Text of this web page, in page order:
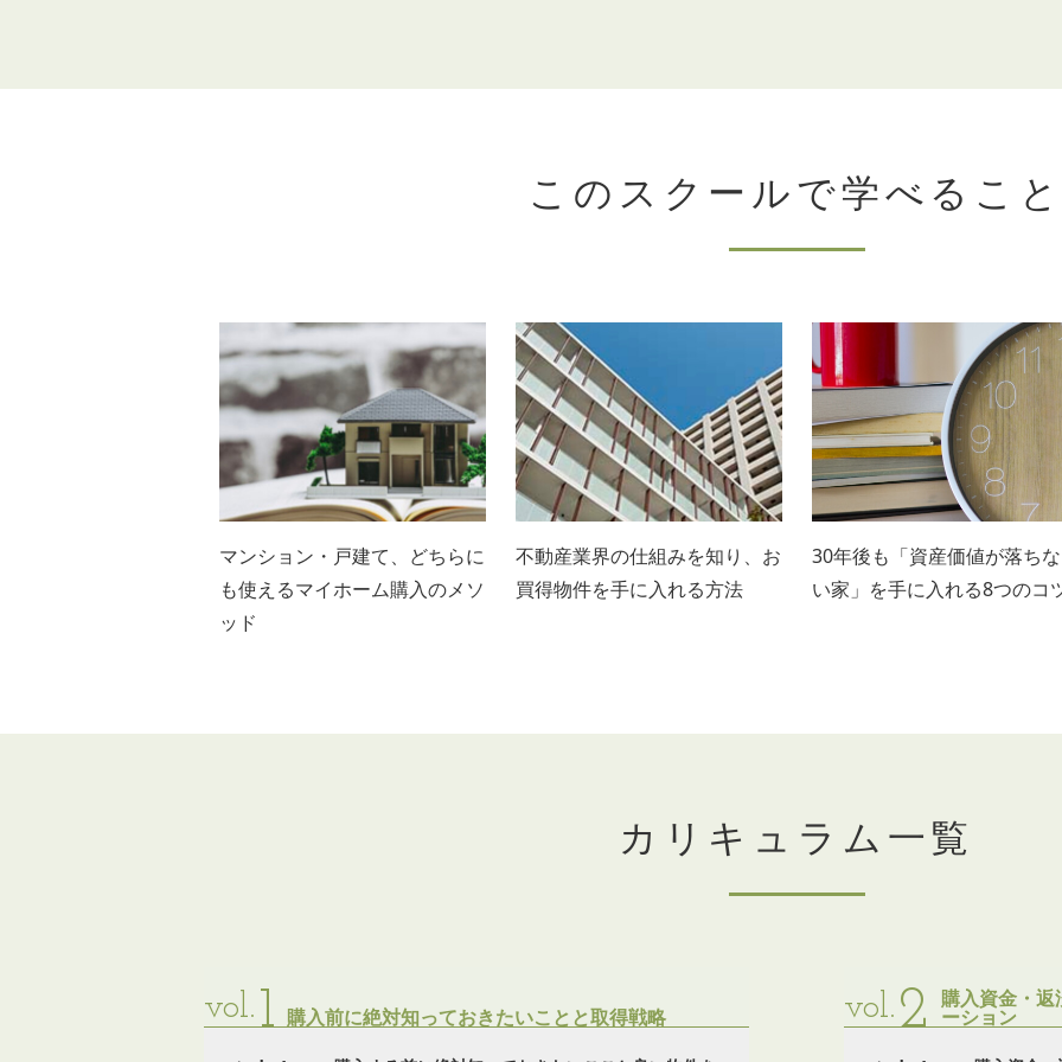
このスクールで学べるこ
マンション・戸建て、どちらに
も使えるマイホーム購入のメソ
ッド
不動産業界の仕組みを知り、お
買得物件を手に入れる方法
30年後も「資産価値が落ちな
い家」を手に入れる8つのコ
カリキュラム一覧
vol.1 購入前に絶対知っておきたいことと取得戦略 vol.2 購入資金・
ーション